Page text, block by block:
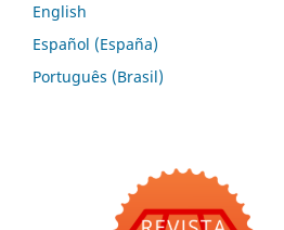
English
Español (España)
Português (Brasil)